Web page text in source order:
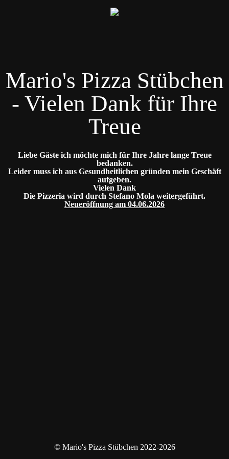
Mario's Pizza Stübchen
- Vielen Dank für Ihre
Treue
Liebe Gäste ich möchte mich für Ihre Jahre lange Treue
bedanken.
Leider muss ich aus Gesundheitlichen gründen mein Geschäft
aufgeben.
Vielen Dank
Die Pizzeria wird durch Stefano Mola weitergeführt.
Neueröffnung am 04.06.2026
© Mario's Pizza Stübchen 2022-2026